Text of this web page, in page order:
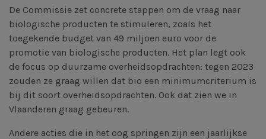
De Commissie zet concrete stappen om de vraag naar
biologische producten te stimuleren, zoals het
toegekende budget van 49 miljoen euro voor de
promotie van biologische producten. Het plan legt ook
de focus op duurzame overheidsopdrachten: tegen 2023
zouden ze graag willen dat bio een minimumcriterium is
bij dit soort overheidsopdrachten. Ook dat zien we in
Vlaanderen graag gebeuren.
Andere acties die in het oog springen zijn een jaarlijkse